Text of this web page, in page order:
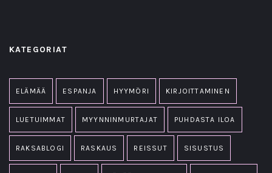
KATEGORIAT
ELÄMÄÄ ESPANJA HYYMÖRI KIRJOITTAMINEN
LUETUIMMAT MYYNNINMURTAJAT PUHDASTA ILOA
RAKSABLOGI RASKAUS REISSUT SISUSTUS